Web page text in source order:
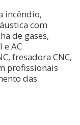
incêndio,
com
de gases,
e AC
fresadora CNC,
profissionais
das